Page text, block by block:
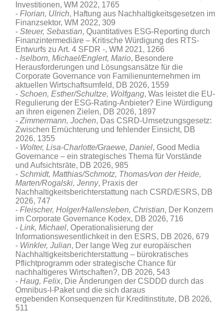
Investitionen, WM 2022, 1765
Florian, Ulrich, Haftung aus Nachhaltigkeitsgesetzen im
Finanzsektor, WM 2022, 309
Steuer, Sebastian, Quantitatives ESG-Reporting durch
Finanzintermediäre – Kritische Würdigung des RTS-
Entwurfs zu Art. 4 SFDR -, WM 2021, 1266
Iselborn, Michael/Englert, Mario, Besondere
Herausforderungen und Lösungsansätze für die
Corporate Governance von Familienunternehmen im
aktuellen Wirtschaftsumfeld, DB 2026, 1559
Schoen, Esther/Schultze, Wolfgang, Was leistet die EU-
Regulierung der ESG-Rating-Anbieter? Eine Würdigung
an ihren eigenen Zielen, DB 2026, 1897
Zimmermann, Jochen, Das CSRD-Umsetzungsgesetz:
Zwischen Ernüchterung und fehlender Einsicht, DB
2026, 1355
Wolter, Lisa-Charlotte/Graewe, Daniel, Good Media
Governance – ein strategisches Thema für Vorstände
und Aufsichtsräte, DB 2026, 985
Schmidt, Matthias/Schmotz, Thomas/von der Heide,
Marten/Rogalski, Jenny, Praxis der
Nachhaltigkeitsberichterstattung nach CSRD/ESRS, DB
2026, 747
Fleischer, Holger/Hallensleben, Christian, Der Konzern
im Corporate Governance Kodex, DB 2026, 716
Link, Michael, Operationalisierung der
Informationswesentlichkeit in den ESRS, DB 2026, 679
Winkler, Julian, Der lange Weg zur europäischen
Nachhaltigkeitsberichterstattung – bürokratisches
Pflichtprogramm oder strategische Chance für
nachhaltigeres Wirtschaften?, DB 2026, 543
Haug, Felix, Die Änderungen der CSDDD durch das
Omnibus-I-Paket und die sich daraus
ergebenden Konsequenzen für Kreditinstitute, DB 2026,
511